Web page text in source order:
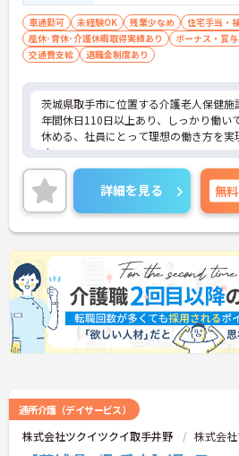
車通勤可 未経験OK 残業少なめ 住宅手当・
産休･育休･介護休暇取得実績あり
ボーナス・賞
交通費支給
退職金制度あり
茨城県取手市に位置する介護老人保健施
年間休日110日以上あり、しっかり働い
休める、社員にとって理想の働き方を実
す。
駐車場が完備されていて、マイカー通勤
め、通勤に便利です。
ご興味をお持ちの方はお気軽にお問い合
い。
詳細を見る 無料
通所介護（デイサービス）
株式会社ツクイツクイ取手井野 株式会